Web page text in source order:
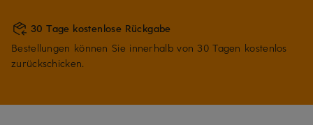
30 Tage kostenlose Rückgabe
Bestellungen können Sie innerhalb von 30 Tagen kostenlos
zurückschicken.